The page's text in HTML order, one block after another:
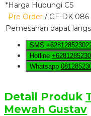
*Harga Hubungi CS
Pre Order / GF-DK 086
Pemesanan dapat
SMS
Hotline
Whatsapp
Detail Produk
Mewah Gustav